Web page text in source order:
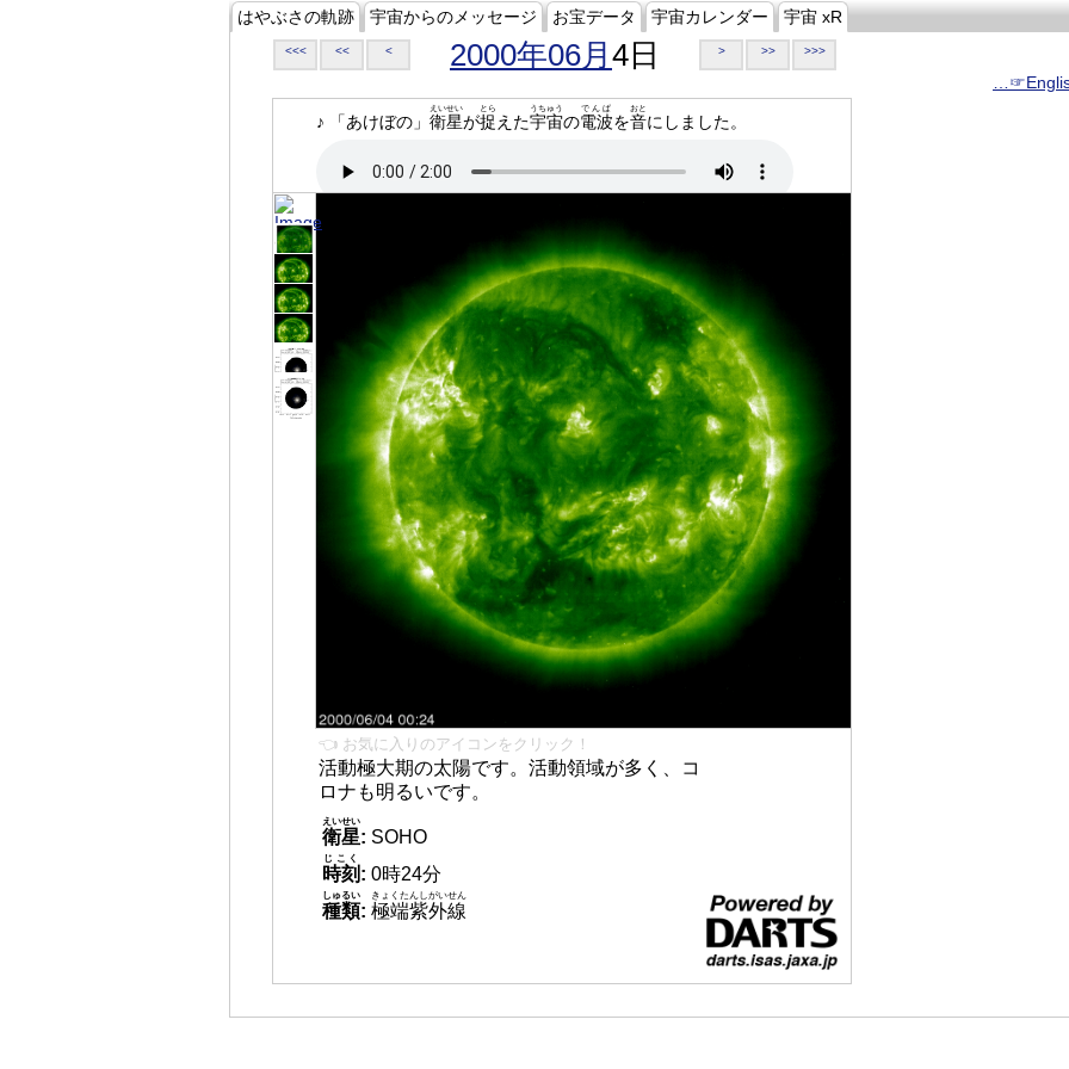
はやぶさの軌跡 宇宙からのメッセージ お宝データ 宇宙カレンダー 宇宙 xR
<<< << < 2000年06月 4日 > >> >>>
♪ 「あけぼの」 衛星
えいせい
が捉
とら
えた宇宙
うちゅう
の電波
でんぱ
を音
おと
にしました。
👈 お気に入りのアイコンをクリック！
活動極大期の太陽です。活動領域が多く、コ
ロナも明るいです。
衛星
えいせい
: SOHO
時刻
じこく
: 0時24分
種類
しゅるい
: 極端紫外線
きょくたんしがいせん